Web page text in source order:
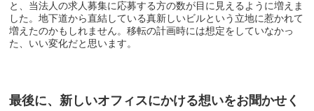
と、当法人の求人募集に応募する方の数が目に見えるように増えま
した。地下道から直結している真新しいビルという立地に惹かれて
増えたのかもしれません。移転の計画時には想定をしていなかっ
た、いい変化だと思います。
最後に、新しいオフィスにかける想いをお聞かせく